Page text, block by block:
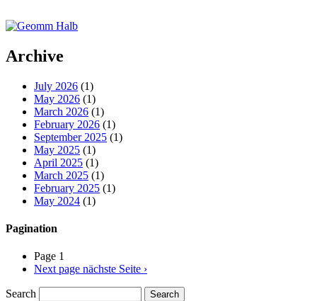
Archive
July 2026 (1)
May 2026 (1)
March 2026 (1)
February 2026 (1)
September 2025 (1)
May 2025 (1)
April 2025 (1)
March 2025 (1)
February 2025 (1)
May 2024 (1)
Pagination
Page 1
Next page nächste Seite ›
Search